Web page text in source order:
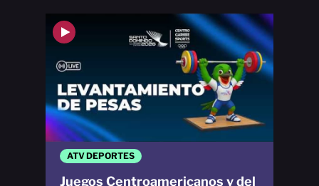
ATV DEPORTES
Juegos Centroamericanos y del